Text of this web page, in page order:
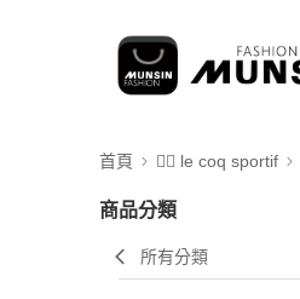
首頁 🚴‍♂️ le coq sportif
商品分類
所有分類